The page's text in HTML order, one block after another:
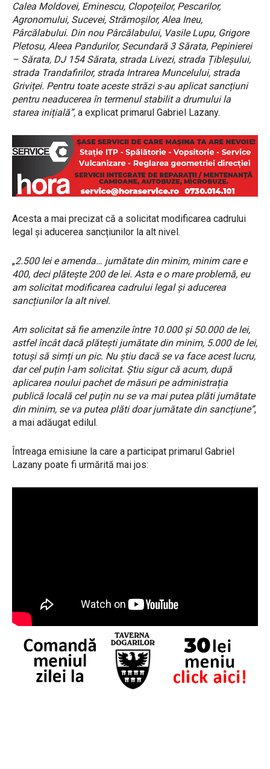
Calea Moldovei, Eminescu, Clopoțeilor, Pescarilor,
Agronomului, Sucevei, Strămoșilor, Alea Ineu,
Pârcălabului. Din nou Pârcălabului, Vasile Lupu, Grigore
Pletosu, Aleea Pandurilor, Secundară 3 Sărata, Pepinierei
– Sărata, DJ 154 Sărata, strada Livezi, strada Țibleșului,
strada Trandafirilor, strada Intrarea Muncelului, strada
Griviței. Pentru toate aceste străzi s-au aplicat sancțiuni
pentru neaducerea în termenul stabilit a drumului la
starea inițială”, a explicat primarul Gabriel Lazany.
Acesta a mai precizat că a solicitat modificarea cadrului
legal și aducerea sancțiunilor la alt nivel.
„2.500 lei e amenda… jumătate din minim, minim care e
400, deci plătește 200 de lei. Asta e o mare problemă, eu
am solicitat modificarea cadrului legal și aducerea
sancțiunilor la alt nivel.
Am solicitat să fie amenzile între 10.000 și 50.000 de lei,
astfel încât dacă plătești jumătate din minim, 5.000 de lei,
totuși să simți un pic. Nu știu dacă se va face acest lucru,
dar cel puțin l-am solicitat. Știu sigur că acum, după
aplicarea noului pachet de măsuri pe administrația
publică locală cel puțin nu se va mai putea plăti jumătate
din minim, se va putea plăti doar jumătate din sancțiune”,
a mai adăugat edilul.
Întreaga emisiune la care a participat primarul Gabriel
Lazany poate fi urmărită mai jos: